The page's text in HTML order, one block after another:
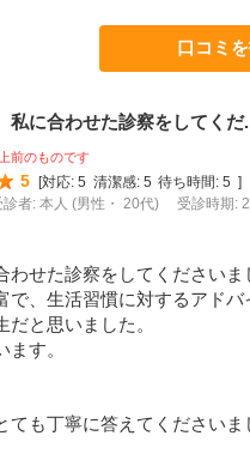
口コミ
私に合わせた診察をしてくだ
前のものです
5 [対応: 5 清潔感: 5 待ち時間: 5 ]
診者: 本人 (男性・ 20代) 受診時期:
わせた診察をしてくださいま
で、生活習慣に対するアドバ
と思いました。
す。
ても丁寧に答えてくださいま